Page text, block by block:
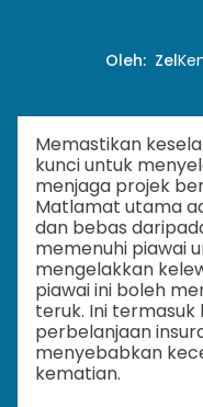
Oleh: Zel
Memastikan
kunci untuk
menjaga projek
Matlamat utama
dan bebas
memenuhi piawai
mengelakkan
piawai ini boleh
teruk. Ini
perbelanjaan
menyebabkan
kematian.